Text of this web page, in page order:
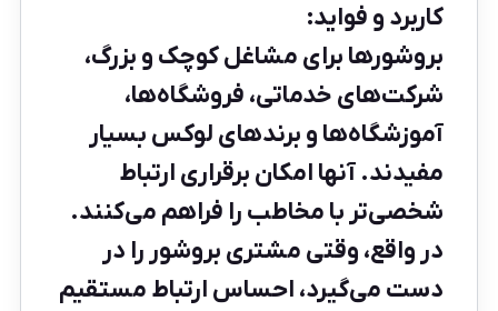
کاربرد و فواید:
بروشورها برای مشاغل کوچک و بزرگ،
شرکت‌های خدماتی، فروشگاه‌ها،
آموزشگاه‌ها و برندهای لوکس بسیار
مفیدند. آنها امکان برقراری ارتباط
شخصی‌تر با مخاطب را فراهم می‌کنند.
در واقع، وقتی مشتری بروشور را در
دست می‌گیرد، احساس ارتباط مستقیم